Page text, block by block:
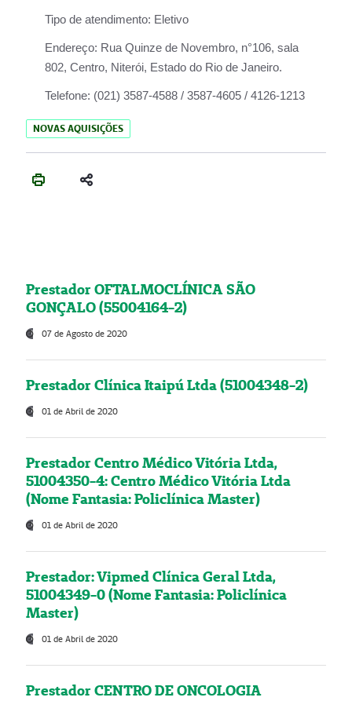
Tipo de atendimento: Eletivo
Endereço: Rua Quinze de Novembro, n°106, sala
802, Centro, Niterói, Estado do Rio de Janeiro.
Telefone: (021) 3587-4588 / 3587-4605 / 4126-1213
NOVAS AQUISIÇÕES
Prestador OFTALMOCLÍNICA SÃO
GONÇALO (55004164-2)
07 de Agosto de 2020
Prestador Clínica Itaipú Ltda (51004348-2)
01 de Abril de 2020
Prestador Centro Médico Vitória Ltda,
51004350-4: Centro Médico Vitória Ltda
(Nome Fantasia: Policlínica Master)
01 de Abril de 2020
Prestador: Vipmed Clínica Geral Ltda,
51004349-0 (Nome Fantasia: Policlínica
Master)
01 de Abril de 2020
Prestador CENTRO DE ONCOLOGIA